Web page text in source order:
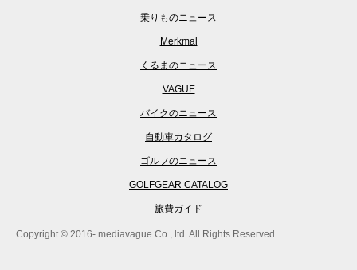
乗りものニュース
Merkmal
くるまのニュース
VAGUE
バイクのニュース
自動車カタログ
ゴルフのニュース
GOLFGEAR CATALOG
旅費ガイド
Copyright © 2016- mediavague Co., ltd. All Rights Reserved.